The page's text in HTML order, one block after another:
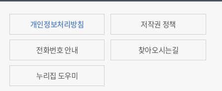
개인정보처리방침 저작권 정책
전화번호 안내 찾아오시는길
누리집 도우미